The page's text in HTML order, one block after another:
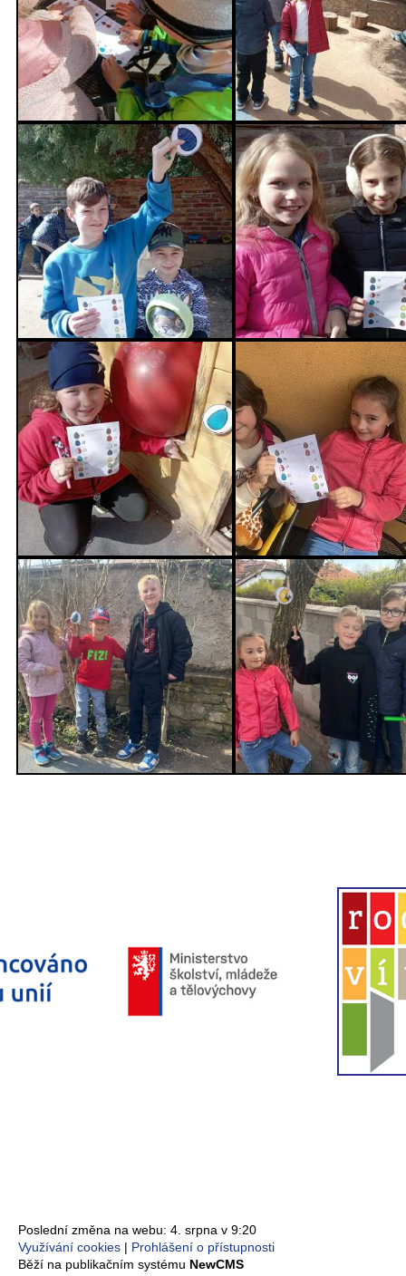
Poslední změna na webu: 4. srpna v 9:20
Využívání cookies
Prohlášení o přístupnosti
Běží na publikačním systému NewCMS